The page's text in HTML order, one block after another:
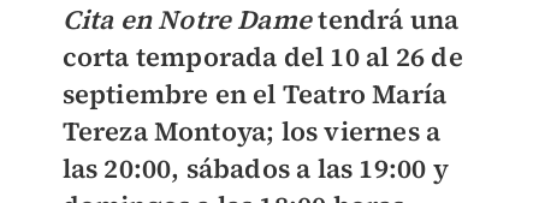
Cita en Notre Dametendrá una
corta temporada del 10 al 26 de
septiembre en el Teatro María
Tereza Montoya; los viernes a
las 20:00, sábados a las 19:00 y